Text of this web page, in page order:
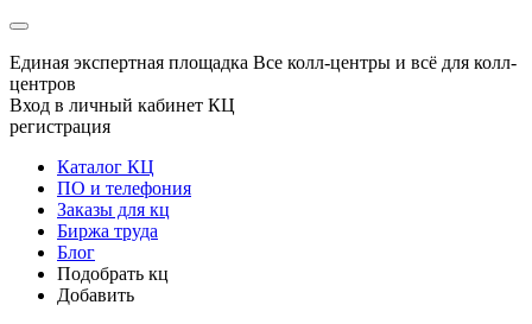
Единая экспертная площадка Все колл-центры и всё для колл-
центров
Вход в личный кабинет КЦ
регистрация
Каталог КЦ
ПО и телефония
Заказы для кц
Биржа труда
Блог
Подобрать кц
Добавить